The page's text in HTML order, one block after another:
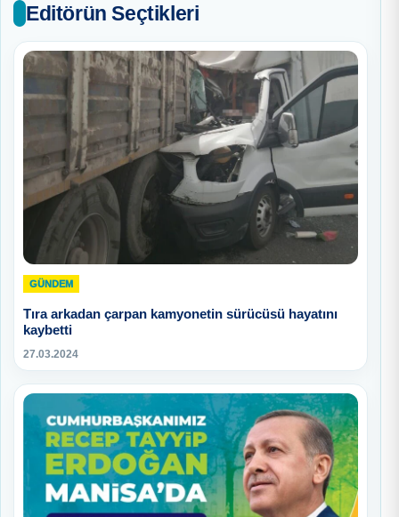
Editörün Seçtikleri
GÜNDEM
Tıra arkadan çarpan kamyonetin sürücüsü hayatını
kaybetti
27.03.2024